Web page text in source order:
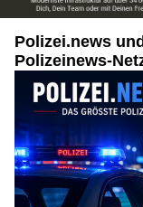
Polizei.news
Polizeinews-